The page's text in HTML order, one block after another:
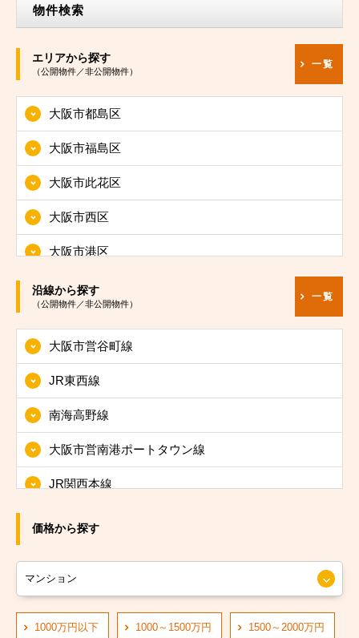
物件検索
エリアから探す
（公開物件／非公開物件）
一覧
大阪市都島区
大阪市福島区
大阪市此花区
大阪市西区
大阪市港区
大阪市大正区
大阪市浪速区
大阪市西淀川区
大阪市東淀川区
大阪市東成区
大阪市生野区
大阪市旭区
大阪市城東区
大阪市阿倍野区
大阪市住吉区
沿線から探す
（公開物件／非公開物件）
一覧
大阪市営谷町線
JR東西線
南海高野線
大阪市営南港ポートタウン線
JR関西本線
大阪市営長堀鶴見緑地線
大阪市営四つ橋線
価格から探す
1000万円以下 1000～1500万円 1500～2000万円